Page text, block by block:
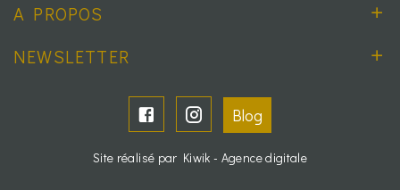
A PROPOS
NEWSLETTER
Blog
Site réalisé par Kiwik - Agence digitale